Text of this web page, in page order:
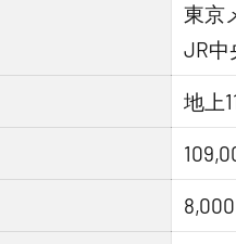
東京
JR中
地上